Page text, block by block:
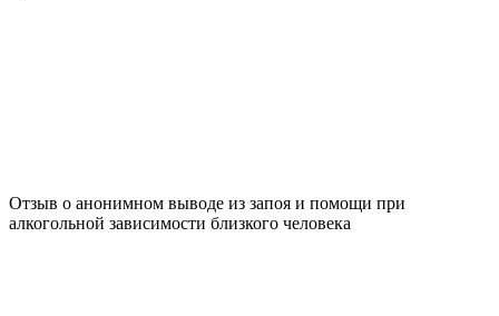
Отзыв о анонимном выводе из запоя и помощи при
алкогольной зависимости близкого человека